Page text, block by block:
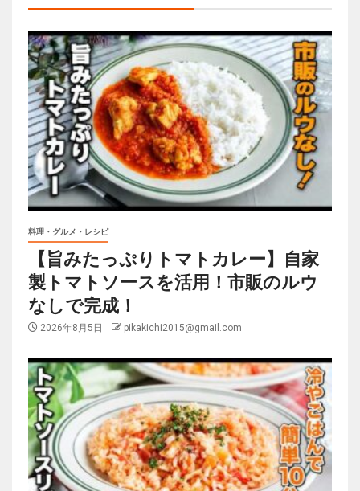
料理・グルメ・レシピ
【旨みたっぷりトマトカレー】自家
製トマトソースを活用！市販のルウ
なしで完成！
2026年8月5日 pikakichi2015@gmail.com